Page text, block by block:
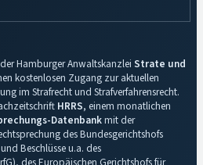
Hamburger Anwaltskanzlei Strate und
kostenlosen Zugang zur aktuellen
im Strafrecht und Strafverfahrensrecht.
HRRS, einem monatlichen
Datenbankmit der
des Bundesgerichtshofs
Beschlüsse u.a. des